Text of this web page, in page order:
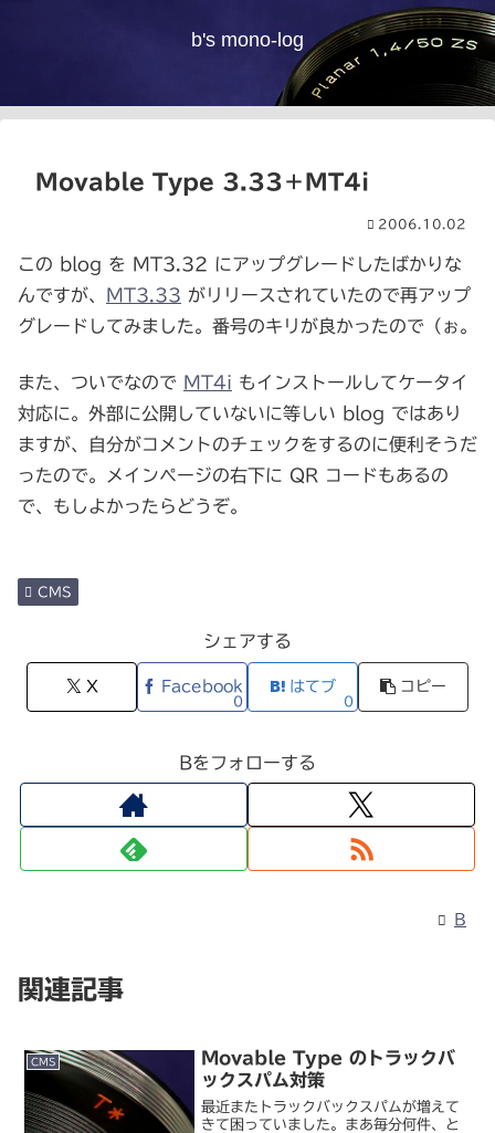
b's mono-log
Movable Type 3.33＋MT4i
2006.10.02
この blog を MT3.32 にアップグレードしたばかりな
んですが、
MT3.33 がリリースされていたので再アップ
グレードしてみました。番号のキリが良かったので（ぉ。
また、ついでなので MT4i もインストールしてケータイ
対応に。外部に公開していないに等しい blog ではあり
ますが、自分がコメントのチェックをするのに便利そうだ
ったので。メインページの右下に QR コードもあるの
で、もしよかったらどうぞ。
CMS
シェアする
X Facebook
0
はてブ
0
コピー
Bをフォローする
B
関連記事
CMS
Movable Type のトラックバ
ックスパム対策
最近またトラックバックスパムが増えて
きて困っていました。まあ毎分何件、と